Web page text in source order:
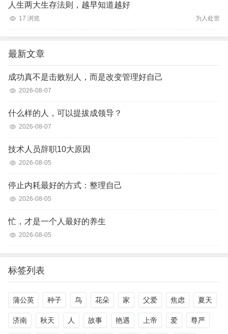
人生两大生存法则，越早知道越好
17 浏览 为人处世
最新文章
成功真不是击败别人，而是改变管理好自己
2026-08-07
什么样的人，可以提拔成领导？
2026-08-07
技术人员辞职10大原因
2026-08-05
停止内耗最好的方式：整理自己
2026-08-05
忙，才是一个人最好的养生
2026-08-05
标签列表
蒲公英 种子 鸟 花朵 家 父爱 焦虑 夏天
济南 秋天 人 故事 艳遇 上帝 爱 尊严